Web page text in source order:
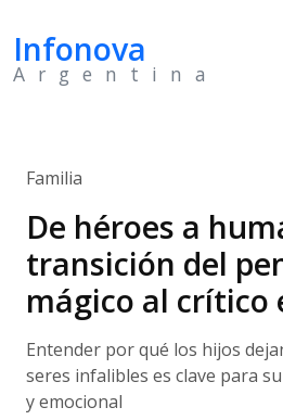
Infonova
Argentina
Familia
De héroes a
transición del
mágico al crítico
Entender por qué los hijos
seres infalibles es clave para
y emocional